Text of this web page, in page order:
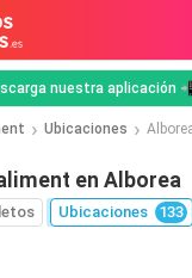
nuestra aplicación
Ubicaciones
en Alborea
Ubicaciones 133